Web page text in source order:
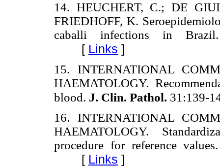
14. HEUCHERT, C.; DE
FRIEDHOFF, K.
caballi infections in
[ Links ]
15. INTERNATIONAL
HAEMATOLOGY.
blood. J. Clin. Pathol. 31:139-
16. INTERNATIONAL
HAEMATOLOGY.
procedure for reference
[ Links ]